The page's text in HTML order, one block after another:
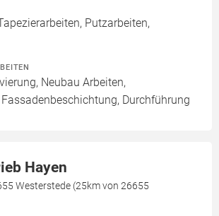
Putzarbeiten,
Neubau Arbeiten,
Durchführung
Hayen
Westerstede (25km von 26655